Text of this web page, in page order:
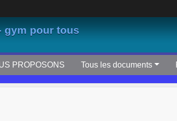
gym pour tous
PROPOSONS Tous les documents